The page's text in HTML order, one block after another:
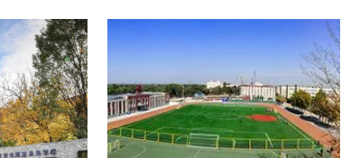
稻香湖学校